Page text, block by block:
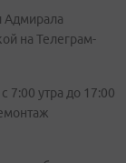
Адмирала
на Телеграм-
7:00 утра до 17:00